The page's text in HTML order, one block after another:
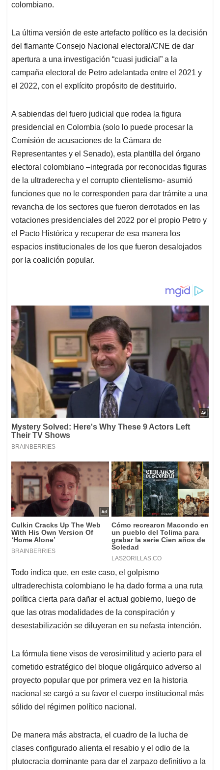
colombiano.
La última versión de este artefacto político es la decisión
del flamante Consejo Nacional electoral/CNE de dar
apertura a una investigación “cuasi judicial” a la
campaña electoral de Petro adelantada entre el 2021 y
el 2022, con el explícito propósito de destituirlo.
A sabiendas del fuero judicial que rodea la figura
presidencial en Colombia (solo lo puede procesar la
Comisión de acusaciones de la Cámara de
Representantes y el Senado), esta plantilla del órgano
electoral colombiano –integrada por reconocidas figuras
de la ultraderecha y el corrupto clientelismo- asumió
funciones que no le corresponden para dar trámite a una
revancha de los sectores que fueron derrotados en las
votaciones presidenciales del 2022 por el propio Petro y
el Pacto Histórica y recuperar de esa manera los
espacios institucionales de los que fueron desalojados
por la coalición popular.
Todo indica que, en este caso, el golpismo
ultraderechista colombiano le ha dado forma a una ruta
política cierta para dañar el actual gobierno, luego de
que las otras modalidades de la conspiración y
desestabilización se diluyeran en su nefasta intención.
La fórmula tiene visos de verosimilitud y acierto para el
cometido estratégico del bloque oligárquico adverso al
proyecto popular que por primera vez en la historia
nacional se cargó a su favor el cuerpo institucional más
sólido del régimen político nacional.
De manera más abstracta, el cuadro de la lucha de
clases configurado alienta el resabio y el odio de la
plutocracia dominante para dar el zarpazo definitivo a la